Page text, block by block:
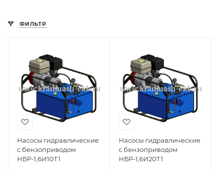
ФИЛЬТР
Насосы гидравлические
с бензоприводом
НБР-1,6И10Т1
Насосы гидравлические
с бензоприводом
НБР-1,6И20Т1